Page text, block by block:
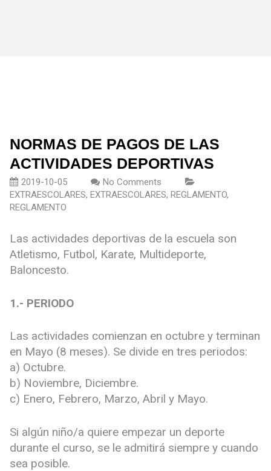
NORMAS DE PAGOS DE LAS
ACTIVIDADES DEPORTIVAS
2019-10-05
No Comments
EXTRAESCOLARES, EXTRAESCOLARES, REGLAMENTO,
REGLAMENTO
Las actividades deportivas de la escuela son
Atletismo, Futbol, Karate, Multideporte,
Baloncesto.
1.- PERIODO
Las actividades comienzan en octubre y terminan
en Mayo (8 meses). Se divide en tres periodos:
a) Octubre.
b) Noviembre, Diciembre.
c) Enero, Febrero, Marzo, Abril y Mayo.
Si algún niño/a quiere empezar un deporte
durante el curso, se le admitirá siempre y cuando
sea posible.